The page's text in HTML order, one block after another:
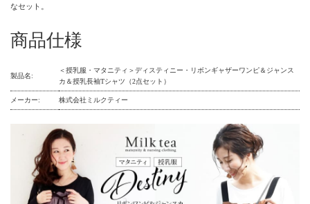
なセット。
商品仕様
製品名:
＜授乳服・マタニティ＞ディスティニー・リボンギャザーワンピ＆ジャンス
カ＆授乳長袖Tシャツ（2点セット）
メーカー: 株式会社ミルクティー